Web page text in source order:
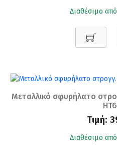
Διαθέσιμο
Μεταλλικό σφυρήλατο
Τιμή:
Διαθέσιμο